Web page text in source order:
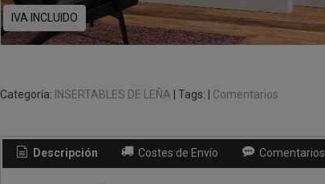
IVA INCLUIDO
Categoría: INSERTABLES DE LEÑA Tags: Comentarios
Descripción Costes de Envío Comentarios